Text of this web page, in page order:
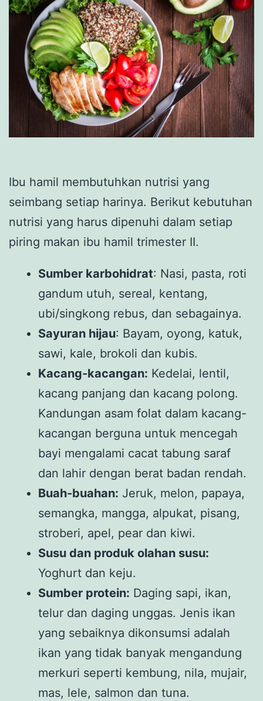
Ibu hamil membutuhkan nutrisi yang
seimbang setiap harinya. Berikut kebutuhan
nutrisi yang harus dipenuhi dalam setiap
piring makan ibu hamil trimester II.
Sumber karbohidrat: Nasi, pasta, roti
gandum utuh, sereal, kentang,
ubi/singkong rebus, dan sebagainya.
Sayuran hijau: Bayam, oyong, katuk,
sawi, kale, brokoli dan kubis.
Kacang-kacangan: Kedelai, lentil,
kacang panjang dan kacang polong.
Kandungan asam folat dalam kacang-
kacangan berguna untuk mencegah
bayi mengalami cacat tabung saraf
dan lahir dengan berat badan rendah.
Buah-buahan: Jeruk, melon, papaya,
semangka, mangga, alpukat, pisang,
stroberi, apel, pear dan kiwi.
Susu dan produk olahan susu:
Yoghurt dan keju.
Sumber protein: Daging sapi, ikan,
telur dan daging unggas. Jenis ikan
yang sebaiknya dikonsumsi adalah
ikan yang tidak banyak mengandung
merkuri seperti kembung, nila, mujair,
mas, lele, salmon dan tuna.